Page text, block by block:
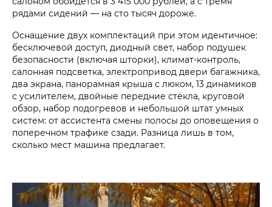
рядами сидений — на сто тысяч дороже.
Оснащение двух комплектаций при этом идентичное:
бесключевой доступ, диодный свет, набор подушек
безопасности (включая шторки), климат-контроль,
салонная подсветка, электропривод двери багажника,
два экрана, панорамная крыша с люком, 13 динамиков
с усилителем, двойные передние стёкла, круговой
обзор, набор подогревов и небольшой штат умных
систем: от ассистента смены полосы до оповещения о
поперечном трафике сзади. Разница лишь в том,
сколько мест машина предлагает.